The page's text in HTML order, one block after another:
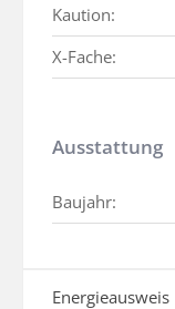
Kaution:
X-Fache:
Ausstattung
Baujahr:
Energieausweis